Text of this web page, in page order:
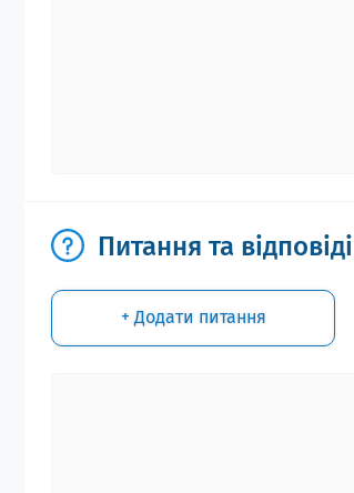
Питання та відповіді
+ Додати питання